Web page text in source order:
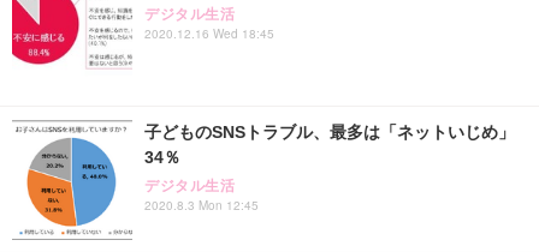
デジタル生活
2020.12.16 Wed 18:45
子どものSNSトラブル、最多は「ネットいじめ」
34％
デジタル生活
2020.8.3 Mon 12:45